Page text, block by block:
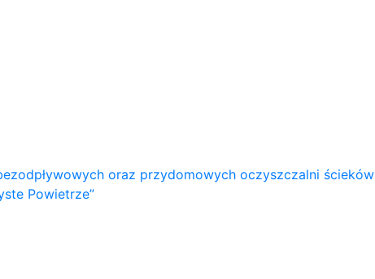
oraz przydomowych oczyszczalni ścieków
Powietrze”